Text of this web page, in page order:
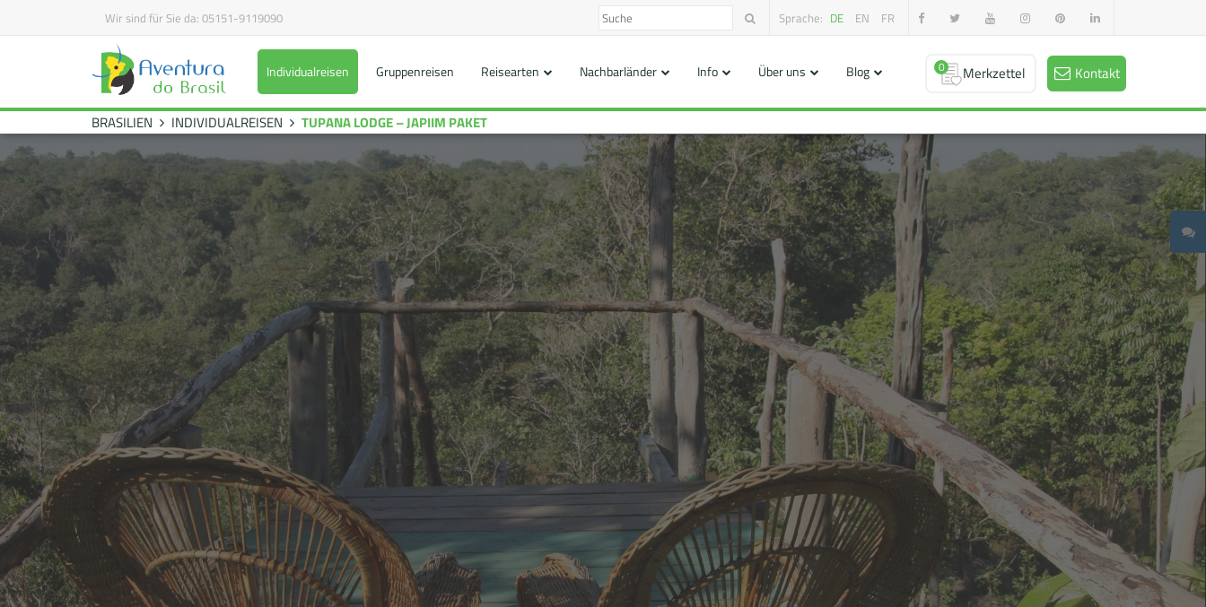
Wir sind für Sie da: 05151-9119090 Sprache: DE EN FR
Individualreisen Gruppenreisen Reisearten Nachbarländer Info Über uns Blog Kontakt
0 Merkzettel
BRASILIEN INDIVIDUALREISEN TUPANA LODGE – JAPIIM PAKET